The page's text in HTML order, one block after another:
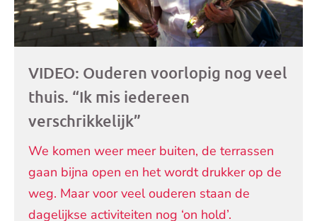
VIDEO: Ouderen voorlopig nog veel
thuis. “Ik mis iedereen
verschrikkelijk”
We komen weer meer buiten, de terrassen
gaan bijna open en het wordt drukker op de
weg. Maar voor veel ouderen staan de
dagelijkse activiteiten nog ‘on hold’.